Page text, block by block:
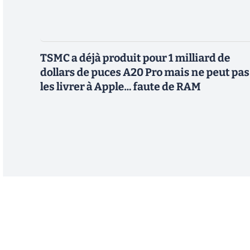
TSMC a déjà produit pour 1 milliard de
dollars de puces A20 Pro mais ne peut pas
les livrer à Apple... faute de RAM